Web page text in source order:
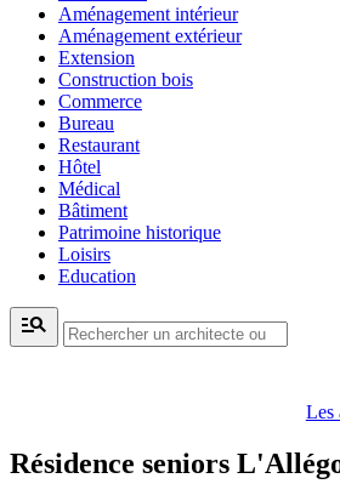
Aménagement intérieur
Aménagement extérieur
Extension
Construction bois
Commerce
Bureau
Restaurant
Hôtel
Médical
Bâtiment
Patrimoine historique
Loisirs
Education
manage_search
Les
Résidence seniors